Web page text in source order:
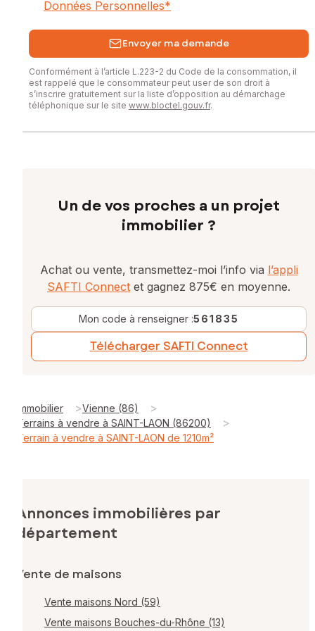
Données Personnelles*
Envoyer ma demande
Conformément à l’article L.223-2 du Code de la consommation, il
est rappelé que le consommateur peut user de son droit à
s’inscrire gratuitement sur la liste d’opposition au démarchage
téléphonique sur le site www.bloctel.gouv.fr.
Un de vos proches a un projet
immobilier ?
Achat ou vente, transmettez-moi l’info via l’appli
SAFTI Connect et gagnez 875€ en moyenne.
Mon code à renseigner :561835
Télécharger SAFTI Connect
Immobilier >Vienne (86) >
Terrains à vendre à SAINT-LAON (86200) >
Terrain à vendre à SAINT-LAON de 1210m²
Annonces immobilières par
département
Vente de maisons
Vente maisons Nord (59)
Vente maisons Bouches-du-Rhône (13)